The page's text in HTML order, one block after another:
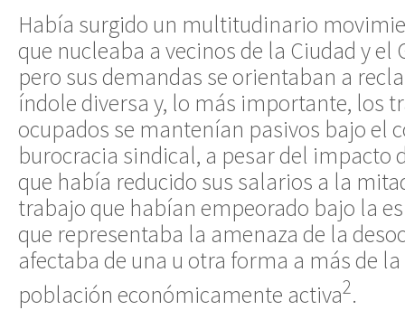
Había surgido un multitudinario
que nucleaba a vecinos de la Ciudad y el
pero sus demandas se orientaban a
índole diversa y, lo más importante, los
ocupados se mantenían pasivos bajo el
burocracia sindical, a pesar del impacto
que había reducido sus salarios a la
trabajo que habían empeorado bajo la
que representaba la amenaza de la
afectaba de una u otra forma a más de
población económicamente activa2.